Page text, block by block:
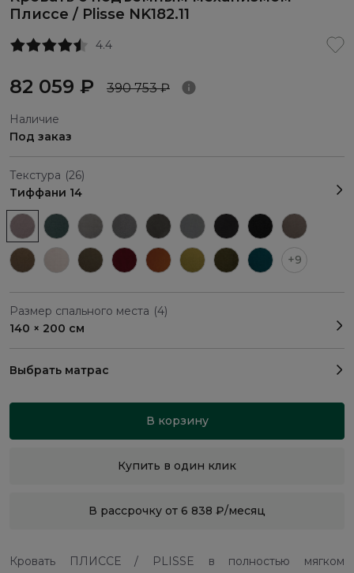
Плиссе / Plisse NK182.11
4.4
82 059 ₽ 390 753 ₽
Наличие
Под заказ
Текстура (26)
Тиффани 14
+9
Размер спального места (4)
140 × 200 см
Выбрать матрас
В корзину
Купить в один клик
В рассрочку от 6 838 ₽/месяц
Кровать ПЛИССЕ / PLISSE в полностью мягком